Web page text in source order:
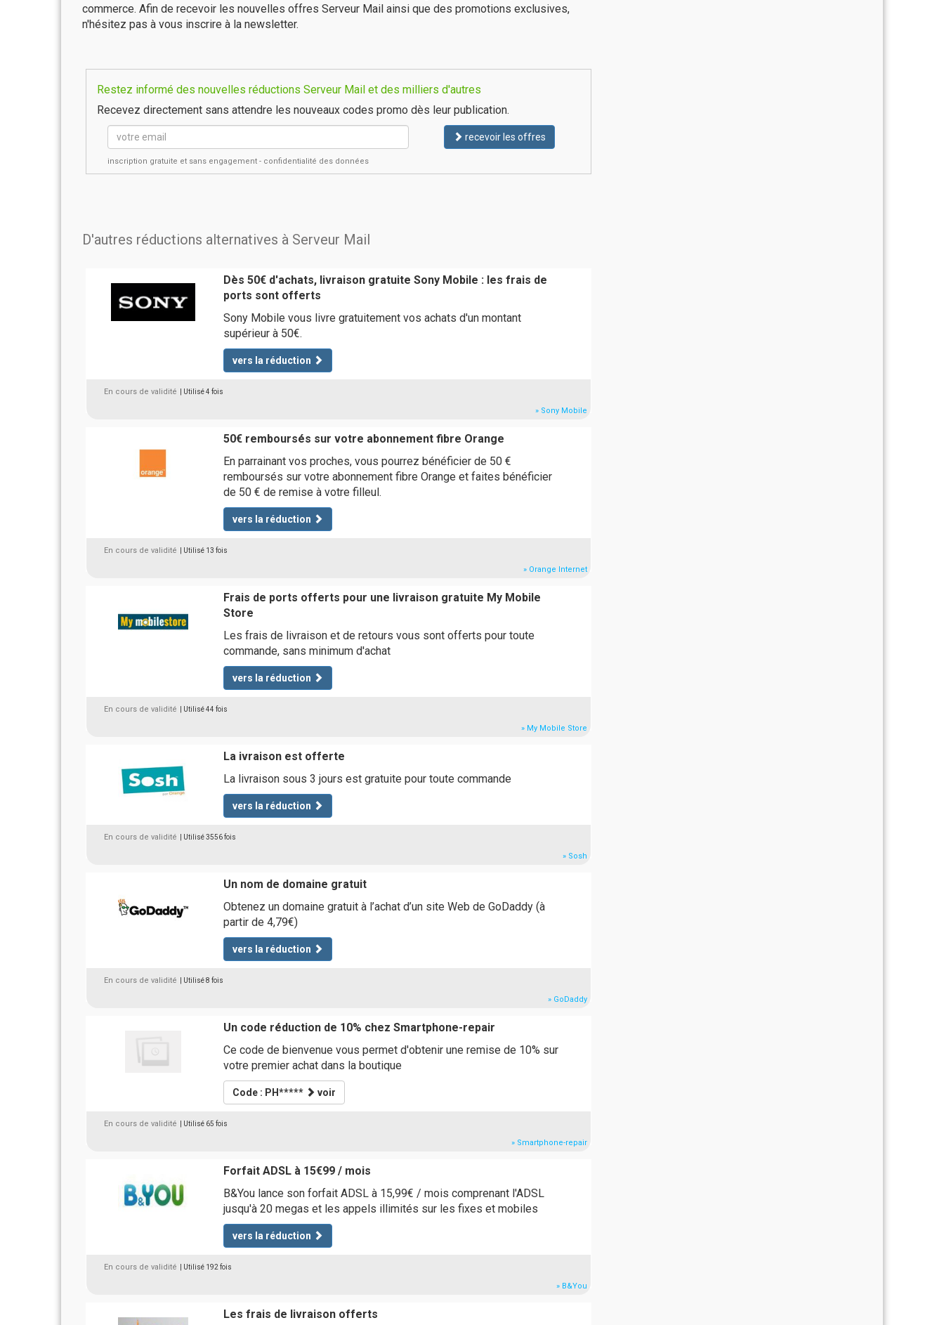
commerce. Afin de recevoir les nouvelles offres Serveur Mail ainsi que des promotions exclusives,
n'hésitez pas à vous inscrire à la newsletter.
Restez informé des nouvelles réductions Serveur Mail et des milliers d'autres
Recevez directement sans attendre les nouveaux codes promo dès leur publication.
recevoir les offres
inscription gratuite et sans engagement - confidentialité des données
D'autres réductions alternatives à Serveur Mail
Dès 50€ d'achats, livraison gratuite Sony Mobile : les frais de
ports sont offerts
Sony Mobile vous livre gratuitement vos achats d'un montant
supérieur à 50€.
vers la réduction
En cours de validité | Utilisé 4 fois
» Sony Mobile
50€ remboursés sur votre abonnement fibre Orange
En parrainant vos proches, vous pourrez bénéficier de 50 €
remboursés sur votre abonnement fibre Orange et faites bénéficier
de 50 € de remise à votre filleul.
vers la réduction
En cours de validité | Utilisé 13 fois
» Orange Internet
Frais de ports offerts pour une livraison gratuite My Mobile
Store
Les frais de livraison et de retours vous sont offerts pour toute
commande, sans minimum d'achat
vers la réduction
En cours de validité | Utilisé 44 fois
» My Mobile Store
La ivraison est offerte
La livraison sous 3 jours est gratuite pour toute commande
vers la réduction
En cours de validité | Utilisé 3556 fois
» Sosh
Un nom de domaine gratuit
Obtenez un domaine gratuit à l’achat d’un site Web de GoDaddy (à
partir de 4,79€)
vers la réduction
En cours de validité | Utilisé 8 fois
» GoDaddy
Un code réduction de 10% chez Smartphone-repair
Ce code de bienvenue vous permet d'obtenir une remise de 10% sur
votre premier achat dans la boutique
Code : PH***** voir
En cours de validité | Utilisé 65 fois
» Smartphone-repair
Forfait ADSL à 15€99 / mois
B&You lance son forfait ADSL à 15,99€ / mois comprenant l'ADSL
jusqu'à 20 megas et les appels illimités sur les fixes et mobiles
vers la réduction
En cours de validité | Utilisé 192 fois
» B&You
Les frais de livraison offerts